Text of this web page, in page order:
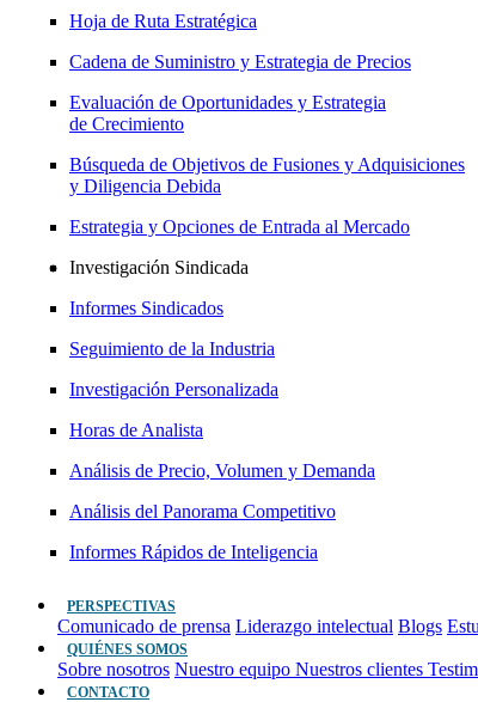
Hoja de Ruta Estratégica
Cadena de Suministro y Estrategia de Precios
Evaluación de Oportunidades y Estrategia
de Crecimiento
Búsqueda de Objetivos de Fusiones y Adquisiciones
y Diligencia Debida
Estrategia y Opciones de Entrada al Mercado
Investigación Sindicada
Informes Sindicados
Seguimiento de la Industria
Investigación Personalizada
Horas de Analista
Análisis de Precio, Volumen y Demanda
Análisis del Panorama Competitivo
Informes Rápidos de Inteligencia
PERSPECTIVAS
Comunicado de prensa Liderazgo intelectual Blogs
QUIÉNES SOMOS
Sobre nosotros Nuestro equipo Nuestros clientes
CONTACTO